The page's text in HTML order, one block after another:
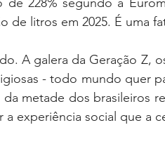
de litros em 2025. É uma
A galera da Geração Z,
- todo mundo quer
da metade dos brasileiros
a experiência social que a